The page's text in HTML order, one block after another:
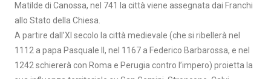
Matilde di Canossa, nel 741 la città viene assegnata dai Franchi
allo Stato della Chiesa.
A partire dall’XI secolo la città medievale (che si ribellerà nel
1112 a papa Pasquale II, nel 1167 a Federico Barbarossa, e nel
1242 schiererà con Roma e Perugia contro l’impero) proietta la